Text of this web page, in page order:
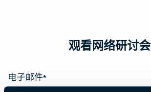
观看网络研讨会
电子邮件*